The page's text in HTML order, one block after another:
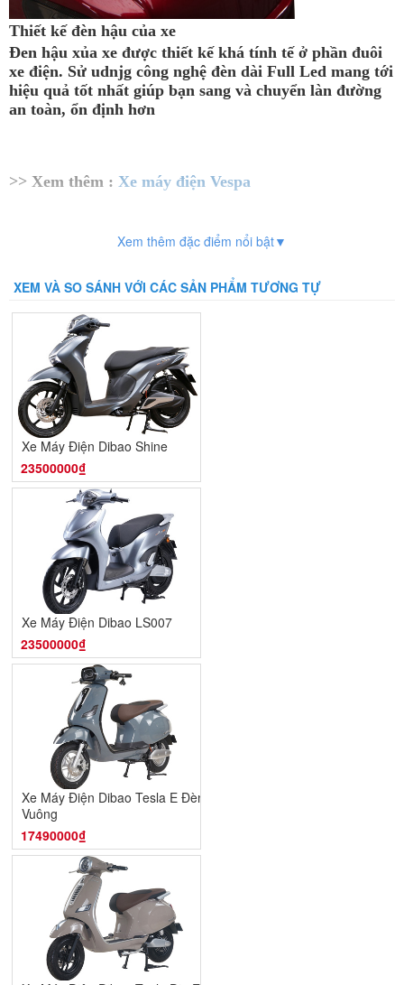
Thiết kế đèn hậu của xe
Đen hậu xủa xe được thiết kế khá tính tế ở phần đuôi
xe điện. Sử udnjg công nghệ đèn dài Full Led mang tới
hiệu quả tốt nhất giúp bạn sang và chuyển làn đường
an toàn, ổn định hơn
>> Xem thêm : Xe máy điện Vespa
Xem thêm đặc điểm nổi bật▼
XEM VÀ SO SÁNH VỚI CÁC SẢN PHẨM TƯƠNG TỰ
Xe Máy Điện Dibao Shine
23500000₫
Xe Máy Điện Dibao LS007
23500000₫
Xe Máy Điện Dibao Tesla E Đèn
Vuông
17490000₫